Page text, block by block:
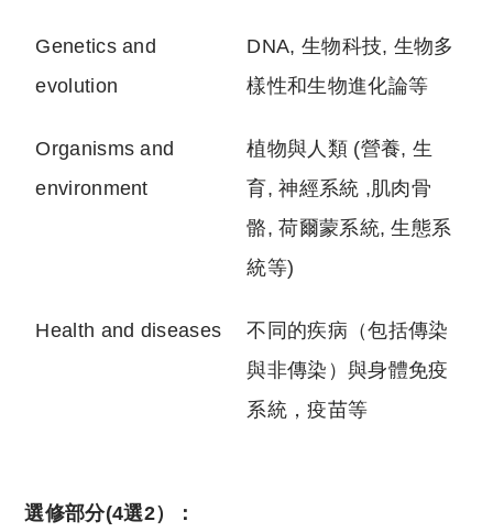
Genetics and
evolution
DNA, 生物科技, 生物多
樣性和生物進化論等
Organisms and
environment
植物與人類 (營養, 生
育, 神經系統 ,肌肉骨
骼, 荷爾蒙系統, 生態系
統等)
Health and diseases
不同的疾病（包括傳染
與非傳染）與身體免疫
系統，疫苗等
選修部分(4選2）：